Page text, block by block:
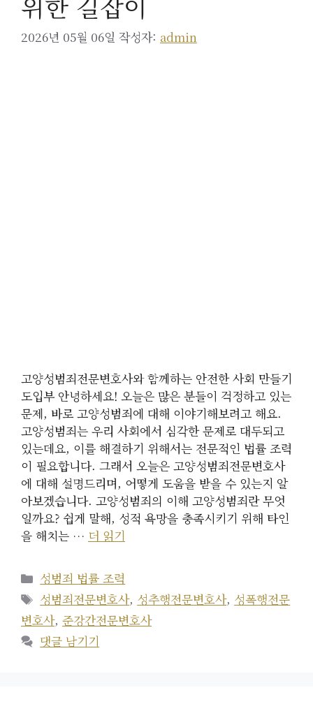
2026년 05월 06일 작성자: admin
고양성범죄전문변호사와 함께하는 안전한 사회 만들기
도입부 안녕하세요! 오늘은 많은 분들이 걱정하고 있는
문제, 바로 고양성범죄에 대해 이야기해보려고 해요.
고양성범죄는 우리 사회에서 심각한 문제로 대두되고
있는데요, 이를 해결하기 위해서는 전문적인 법률 조력
이 필요합니다. 그래서 오늘은 고양성범죄전문변호사
에 대해 설명드리며, 어떻게 도움을 받을 수 있는지 알
아보겠습니다. 고양성범죄의 이해 고양성범죄란 무엇
일까요? 쉽게 말해, 성적 욕망을 충족시키기 위해 타인
을 해치는 … 더 읽기
카
테
고
리
성범죄 법률 조력
태
그
성범죄전문변호사, 성추행전문변호사, 성폭행전문
변호사, 준강간전문변호사
댓글 남기기